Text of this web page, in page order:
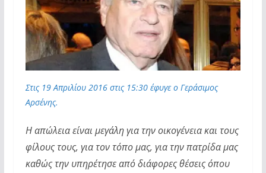
Στις 19 Απριλίου 2016 στις 15:30 έφυγε ο Γεράσιμος
Αρσένης.
Η απώλεια είναι μεγάλη για την οικογένεια και τους
φίλους τους, για τον τόπο μας, για την πατρίδα μας
καθώς την υπηρέτησε από διάφορες θέσεις όπου